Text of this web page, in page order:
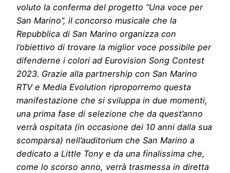
voluto la conferma del progetto “Una voce per
San Marino”, il concorso musicale che la
Repubblica di San Marino organizza con
l’obiettivo di trovare la miglior voce possibile per
difenderne i colori ad Eurovision Song Contest
2023. Grazie alla partnership con San Marino
RTV e Media Evolution riproporremo questa
manifestazione che si sviluppa in due momenti,
una prima fase di selezione che da quest’anno
verrà ospitata (in occasione dei 10 anni dalla sua
scomparsa) nell’auditorium che San Marino a
dedicato a Little Tony e da una finalissima che,
come lo scorso anno, verrà trasmessa in diretta